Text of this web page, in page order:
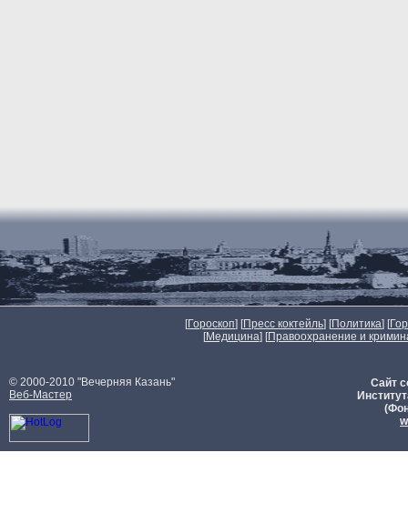
[Гороскоп] [Пресс коктейль] [Политика] [
[Медицина] [Правоохранение и
© 2000-2010 "Вечерняя Казань"
Веб-Мастер
Сайт